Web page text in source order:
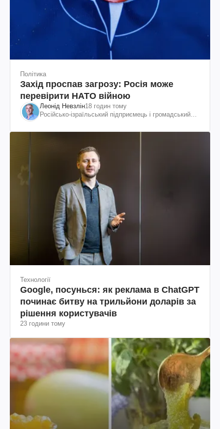
Політика
Захід проспав загрозу: Росія може
перевірити НАТО війною
Леонід Невзлін18 годин тому
Російсько-ізраїльський підприємець і громадський
Технології
Google, посунься: як реклама в ChatGPT
починає битву на трильйони доларів за
рішення користувачів
23 години тому